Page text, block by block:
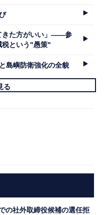
きた方がいい」――参
税という"愚策"
島嶼防衛強化の全貌
る
の社外取締役候補の選任拒